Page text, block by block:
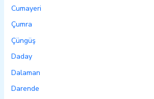
Cumayeri
Çumra
Çüngüş
Daday
Dalaman
Darende